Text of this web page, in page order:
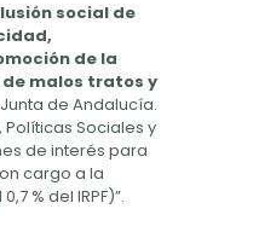
social de
de la
malos tratos y
Junta de Andalucía.
Sociales y
de interés para
cargo a la
% del IRPF)”.